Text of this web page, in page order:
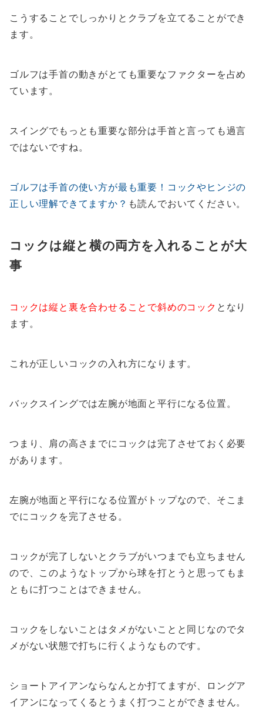
こうすることでしっかりとクラブを立てることができ
ます。
ゴルフは手首の動きがとても重要なファクターを占め
ています。
スイングでもっとも重要な部分は手首と言っても過言
ではないですね。
ゴルフは手首の使い方が最も重要！コックやヒンジの
正しい理解できてますか？ も読んでおいてください。
コックは縦と横の両方を入れることが大
事
コックは縦と裏を合わせることで斜めのコック となり
ます。
これが正しいコックの入れ方になります。
バックスイングでは左腕が地面と平行になる位置。
つまり、肩の高さまでにコックは完了させておく必要
があります。
左腕が地面と平行になる位置がトップなので、そこま
でにコックを完了させる。
コックが完了しないとクラブがいつまでも立ちません
ので、このようなトップから球を打とうと思ってもま
ともに打つことはできません。
コックをしないことはタメがないことと同じなのでタ
メがない状態で打ちに行くようなものです。
ショートアイアンならなんとか打てますが、ロングア
イアンになってくるとうまく打つことができません。